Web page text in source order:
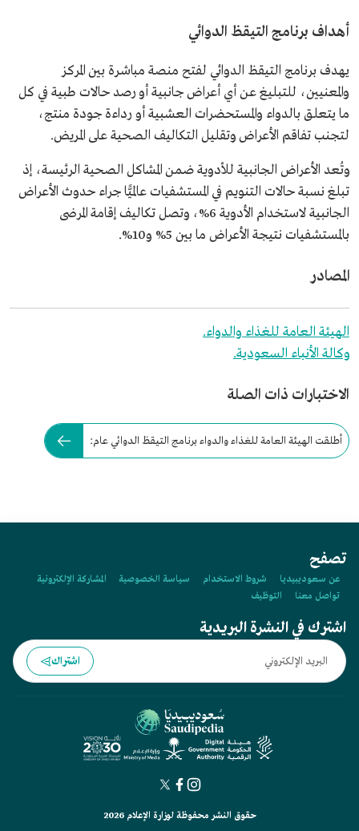
أهداف برنامج التيقظ الدوائي
يهدف برنامج التيقظ الدوائي لفتح منصة مباشرة بين المركز
والمعنيين، للتبليغ عن أي أعراض جانبية أو رصد حالات طبية في كل
ما يتعلق بالدواء والمستحضرات العشبية أو رداءة جودة منتج،
لتجنب تفاقم الأعراض وتقليل التكاليف الصحية على المريض.
وتُعد الأعراض الجانبية للأدوية ضمن المشاكل الصحية الرئيسة، إذ
تبلغ نسبة حالات التنويم في المستشفيات عالميًّا جراء حدوث الأعراض
الجانبية لاستخدام الأدوية 6%، وتصل تكاليف إقامة المرضى
بالمستشفيات نتيجة الأعراض ما بين 5% و10%.
المصادر
الهيئة العامة للغذاء والدواء.
وكالة الأنباء السعودية.
الاختبارات ذات الصلة
أطلقت الهيئة العامة للغذاء والدواء برنامج التيقظ الدوائي عام:
تصفح
عن سعوديبيديا شروط الاستخدام سياسة الخصوصية
المشاركة الإلكترونية
تواصل معنا
التوظيف
اشترك في النشرة البريدية
اشتراك
حقوق النشر محفوظة لوزارة الإعلام 2026